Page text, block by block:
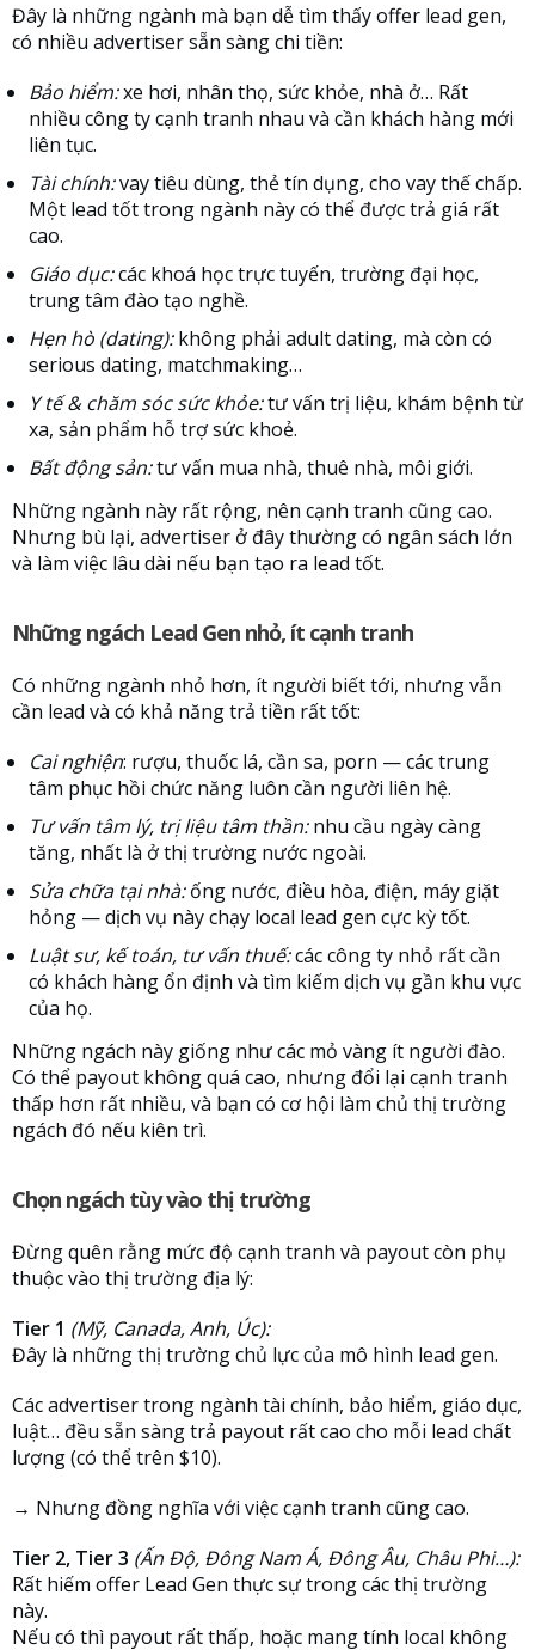
Đây là những ngành mà bạn dễ tìm thấy offer lead gen,
có nhiều advertiser sẵn sàng chi tiền:
Bảo hiểm:xe hơi, nhân thọ, sức khỏe, nhà ở… Rất
nhiều công ty cạnh tranh nhau và cần khách hàng mới
liên tục.
Tài chính:vay tiêu dùng, thẻ tín dụng, cho vay thế chấp.
Một lead tốt trong ngành này có thể được trả giá rất
cao.
Giáo dục:các khoá học trực tuyến, trường đại học,
trung tâm đào tạo nghề.
Hẹn hò (dating):không phải adult dating, mà còn có
serious dating, matchmaking…
Y tế & chăm sóc sức khỏe:tư vấn trị liệu, khám bệnh từ
xa, sản phẩm hỗ trợ sức khoẻ.
Bất động sản:tư vấn mua nhà, thuê nhà, môi giới.
Những ngành này rất rộng, nên cạnh tranh cũng cao.
Nhưng bù lại, advertiser ở đây thường có ngân sách lớn
và làm việc lâu dài nếu bạn tạo ra lead tốt.
Những ngách Lead Gen nhỏ, ít cạnh tranh
Có những ngành nhỏ hơn, ít người biết tới, nhưng vẫn
cần lead và có khả năng trả tiền rất tốt:
Cai nghiện: rượu, thuốc lá, cần sa, porn — các trung
tâm phục hồi chức năng luôn cần người liên hệ.
Tư vấn tâm lý, trị liệu tâm thần:nhu cầu ngày càng
tăng, nhất là ở thị trường nước ngoài.
Sửa chữa tại nhà:ống nước, điều hòa, điện, máy giặt
hỏng — dịch vụ này chạy local lead gen cực kỳ tốt.
Luật sư, kế toán, tư vấn thuế:các công ty nhỏ rất cần
có khách hàng ổn định và tìm kiếm dịch vụ gần khu vực
của họ.
Những ngách này giống như các mỏ vàng ít người đào.
Có thể payout không quá cao, nhưng đổi lại cạnh tranh
thấp hơn rất nhiều, và bạn có cơ hội làm chủ thị trường
ngách đó nếu kiên trì.
Chọn ngách tùy vào thị trường
Đừng quên rằng mức độ cạnh tranh và payout còn phụ
thuộc vào thị trường địa lý:
Tier 1 (Mỹ, Canada, Anh, Úc):
Đây là những thị trường chủ lực của mô hình lead gen.
Các advertiser trong ngành tài chính, bảo hiểm, giáo dục,
luật… đều sẵn sàng trả payout rất cao cho mỗi lead chất
lượng (có thể trên $10).
→ Nhưng đồng nghĩa với việc cạnh tranh cũng cao.
Tier 2, Tier 3 (Ấn Độ, Đông Nam Á, Đông Âu, Châu Phi…):
Rất hiếm offer Lead Gen thực sự trong các thị trường
này.
Nếu có thì payout rất thấp, hoặc mang tính local không